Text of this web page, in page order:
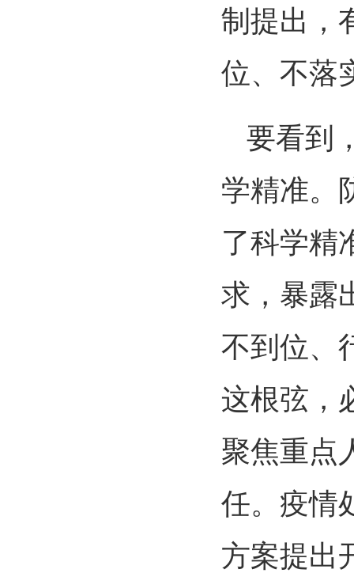
制提出，
位、不落
要看到
学精准。
了科学精
求，暴露
不到位、
这根弦，
聚焦重点
任。疫情
方案提出